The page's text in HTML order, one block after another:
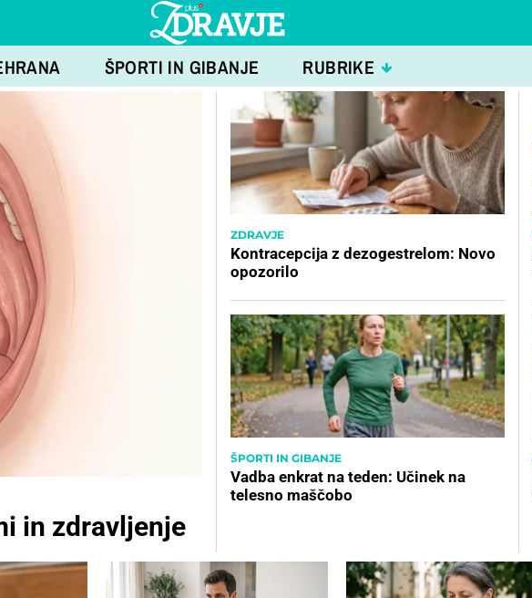
ŠPORTI IN GIBANJE RUBRIKE
in zdravljenje
ZDRAVJE
Kontracepcija z dezogestrelom: Novo
opozorilo
ŠPORTI IN GIBANJE
Vadba enkrat na teden: Učinek na
telesno maščobo